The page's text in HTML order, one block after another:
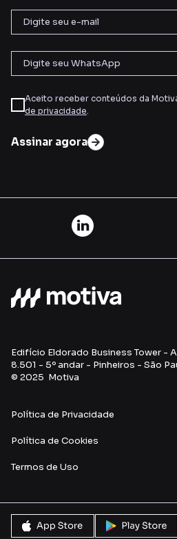
Aceito receber conteúdos da
de privacidade.
Assinar agora
Edifício Eldorado Business Tower -
8.501 - 5º andar - Pinheiros - São
© 2025 Motiva
Política de Privacidade
Política de Cookies
Termos de Uso